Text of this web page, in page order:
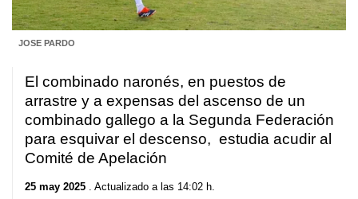
JOSE PARDO
El combinado naronés, en puestos de
arrastre y a expensas del ascenso de un
combinado gallego a la Segunda Federación
para esquivar el descenso, estudia acudir al
Comité de Apelación
25 may 2025 . Actualizado a las 14:02 h.